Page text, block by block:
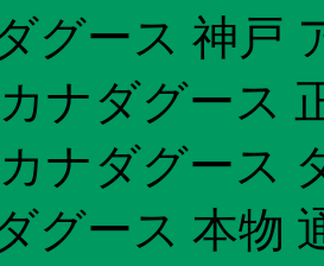
グース 神戸
ナダグース
ナダグース
グース 本物